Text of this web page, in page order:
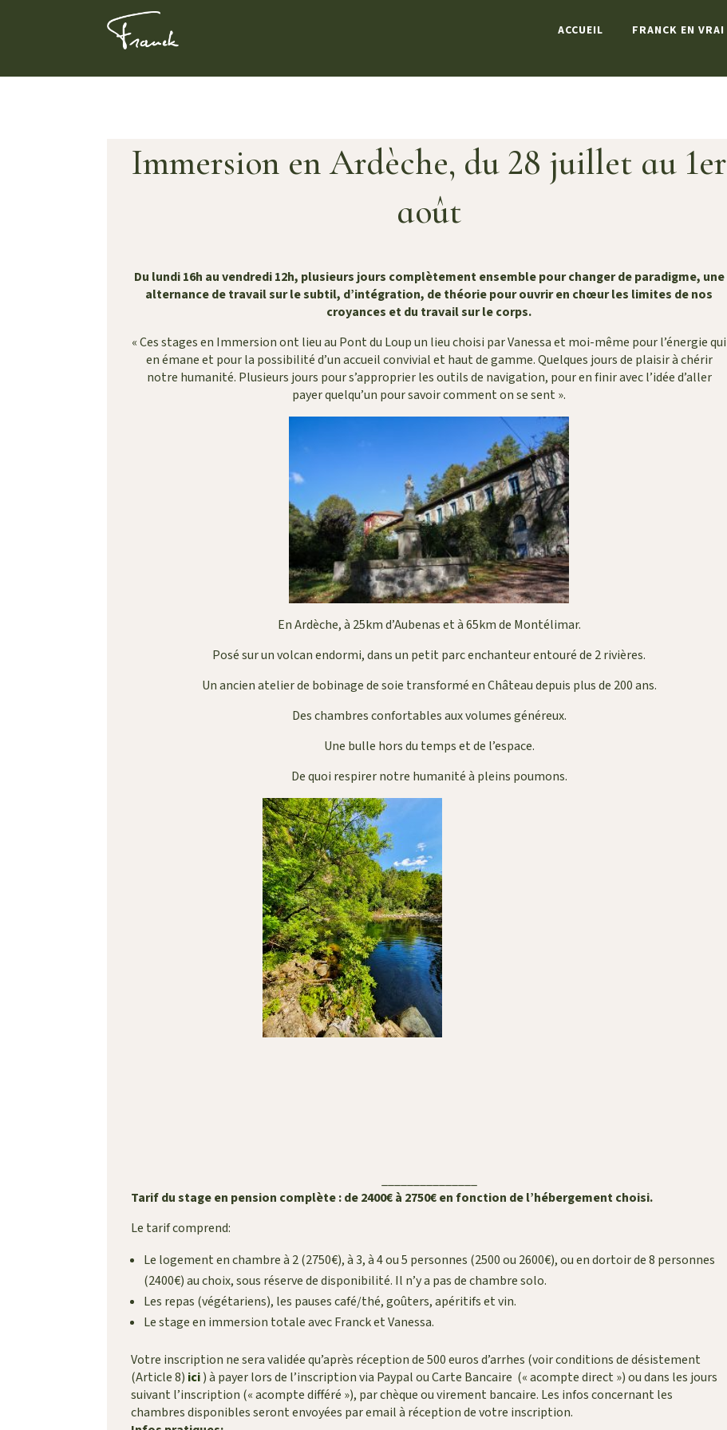
ACCUEIL FRANCK EN VRAI
Immersion en Ardèche, du 28 juillet au 1er
août
Du lundi 16h au vendredi 12h, plusieurs jours complètement ensemble pour changer de paradigme, une
alternance de travail sur le subtil, d’intégration, de théorie pour ouvrir en chœur les limites de nos
croyances et du travail sur le corps.
«Ces stages en Immersion ont lieu au Pont du Loup un lieu choisi par Vanessa et moi-même pour l’énergie qui
en émane et pour la possibilité d’un accueil convivial et haut de gamme. Quelques jours de plaisir à chérir
notre humanité. Plusieurs jours pour s’approprier les outils de navigation, pour en finir avec l’idée d’aller
payer quelqu’un pour savoir comment on se sent ».
En Ardèche, à 25km d’Aubenas et à 65km de Montélimar.
Posé sur un volcan endormi, dans un petit parc enchanteur entouré de 2 rivières.
Un ancien atelier de bobinage de soie transformé en Château depuis plus de 200 ans.
Des chambres confortables aux volumes généreux.
Une bulle hors du temps et de l’espace.
De quoi respirer notre humanité à pleins poumons.
Tarif du stage en pension complète : de 2400€ à 2750€ en fonction de l’hébergement choisi.
Le tarif comprend:
Le logement en chambre à 2 (2750€), à 3, à 4 ou 5 personnes (2500 ou 2600€), ou en dortoir de 8 personnes
(2400€) au choix, sous réserve de disponibilité. Il n’y a pas de chambre solo.
Les repas (végétariens), les pauses café/thé, goûters, apéritifs et vin.
Le stage en immersion totale avec Franck et Vanessa.
Votre inscription ne sera validée qu’après réception de 500 euros d’arrhes (voir conditions de désistement
(Article 8) ici) à payer lors de l’inscription via Paypal ou Carte Bancaire (« acompte direct ») ou dans les jours
suivant l’inscription (« acompte différé »), par chèque ou virement bancaire. Les infos concernant les
chambres disponibles seront envoyées par email à réception de votre inscription.